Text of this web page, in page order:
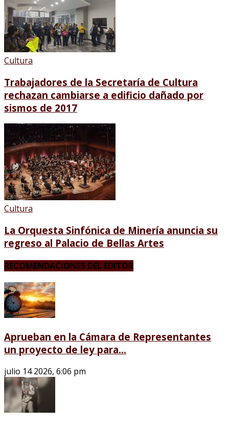
Cultura
Trabajadores de la Secretaría de Cultura
rechazan cambiarse a edificio dañado por
sismos de 2017
Cultura
La Orquesta Sinfónica de Minería anuncia su
regreso al Palacio de Bellas Artes
RECOMENDACIONES DEL EDITOR
Aprueban en la Cámara de Representantes
un proyecto de ley para...
julio 14 2026, 6:06 pm